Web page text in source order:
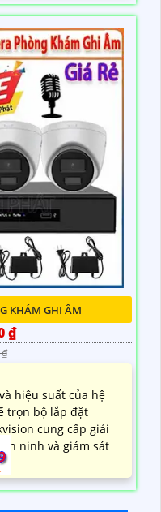
KHÁM GHI ÂM
₫
hiệu suất của hệ
trọn bộ lắp đặt
cung cấp giải
ninh và giám sát